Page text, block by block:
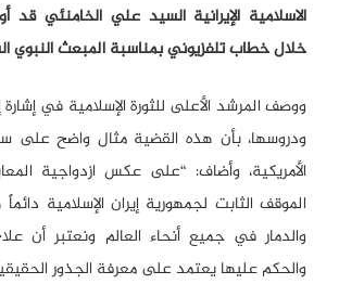
الاسلامية الإيرانية السيد علي الخامنئي
خلال خطاب تلفزيوني بمناسبة المبعث النبوي
ووصف المرشد الأعلى للثورة الإسلامية في إشارة
ودروسها، بأن هذه القضية مثال واضح على
الأمريكية، وأضاف: “على عكس ازدواجية
الموقف الثابت لجمهورية إيران الإسلامية
والدمار في جميع أنحاء العالم ونعتبر أن علاج
والحكم عليها يعتمد على معرفة الجذور